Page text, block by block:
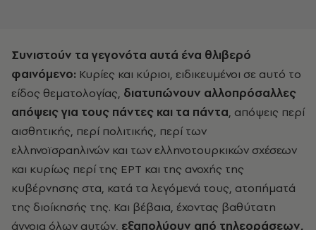
Συνιστούν τα γεγονότα αυτά ένα θλιβερό
φαινόμενο: Κυρίες και κύριοι, ειδικευμένοι σε αυτό το
είδος θεματολογίας, διατυπώνουν αλλοπρόσαλλες
απόψεις για τους πάντες και τα πάντα, απόψεις περί
αισθητικής, περί πολιτικής, περί των
ελληνοϊσραηλινών και των ελληνοτουρκικών σχέσεων
και κυρίως περί της ΕΡΤ και της ανοχής της
κυβέρνησης στα, κατά τα λεγόμενά τους, ατοπήματά
της διοίκησής της. Και βέβαια, έχοντας βαθύτατη
άγνοια όλων αυτών, εξαπολύουν από τηλεοράσεων,